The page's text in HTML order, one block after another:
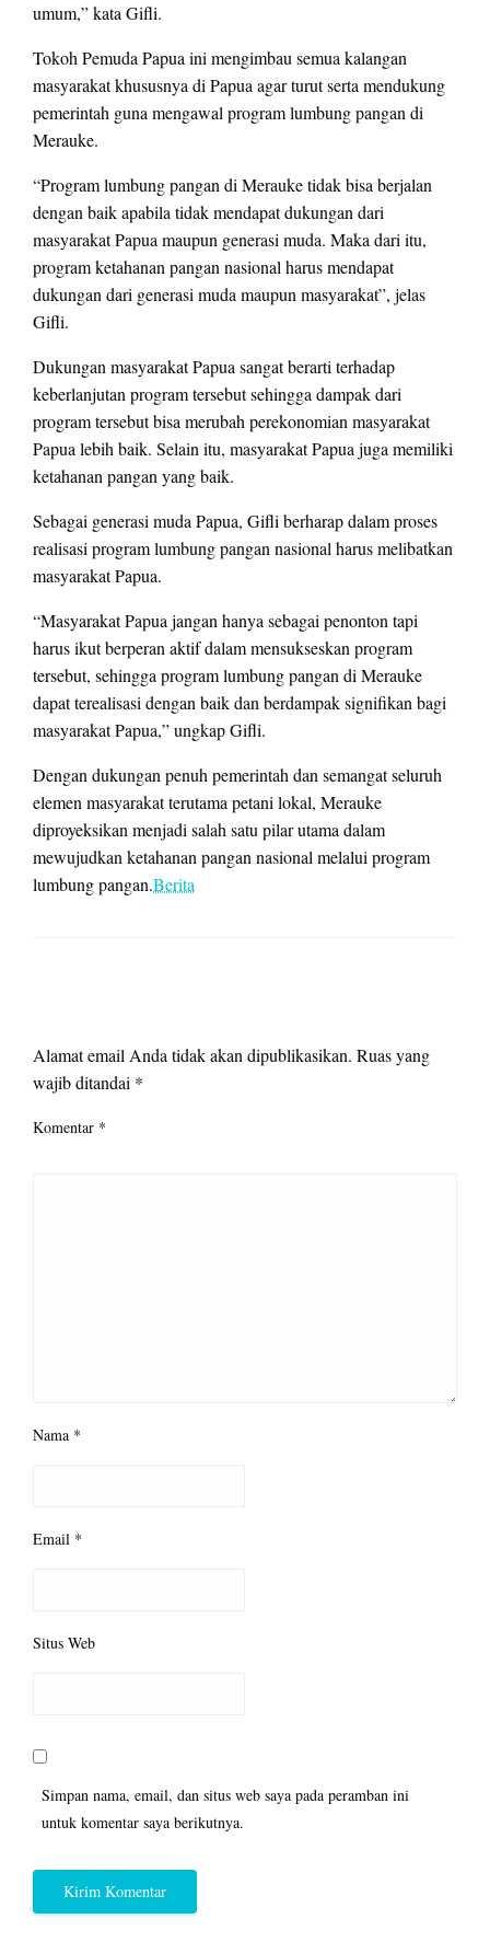
umum,” kata Gifli.
Tokoh Pemuda Papua ini mengimbau semua kalangan
masyarakat khususnya di Papua agar turut serta mendukung
pemerintah guna mengawal program lumbung pangan di
Merauke.
“Program lumbung pangan di Merauke tidak bisa berjalan
dengan baik apabila tidak mendapat dukungan dari
masyarakat Papua maupun generasi muda. Maka dari itu,
program ketahanan pangan nasional harus mendapat
dukungan dari generasi muda maupun masyarakat”, jelas
Gifli.
Dukungan masyarakat Papua sangat berarti terhadap
keberlanjutan program tersebut sehingga dampak dari
program tersebut bisa merubah perekonomian masyarakat
Papua lebih baik. Selain itu, masyarakat Papua juga memiliki
ketahanan pangan yang baik.
Sebagai generasi muda Papua, Gifli berharap dalam proses
realisasi program lumbung pangan nasional harus melibatkan
masyarakat Papua.
“Masyarakat Papua jangan hanya sebagai penonton tapi
harus ikut berperan aktif dalam mensukseskan program
tersebut, sehingga program lumbung pangan di Merauke
dapat terealisasi dengan baik dan berdampak signifikan bagi
masyarakat Papua,” ungkap Gifli.
Dengan dukungan penuh pemerintah dan semangat seluruh
elemen masyarakat terutama petani lokal, Merauke
diproyeksikan menjadi salah satu pilar utama dalam
mewujudkan ketahanan pangan nasional melalui program
lumbung pangan.Berita
Alamat email Anda tidak akan dipublikasikan. Ruas yang
wajib ditandai *
Komentar *
Nama *
Email *
Situs Web
Simpan nama, email, dan situs web saya pada peramban ini
untuk komentar saya berikutnya.